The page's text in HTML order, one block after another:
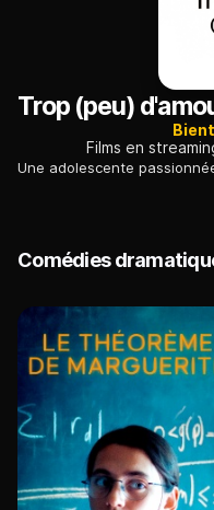
Trop (peu)
Films en
Comédies